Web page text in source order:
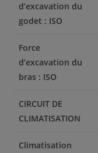
d’excavation du
godet : ISO
Force
d’excavation du
bras : ISO
CIRCUIT DE
CLIMATISATION
Climatisation